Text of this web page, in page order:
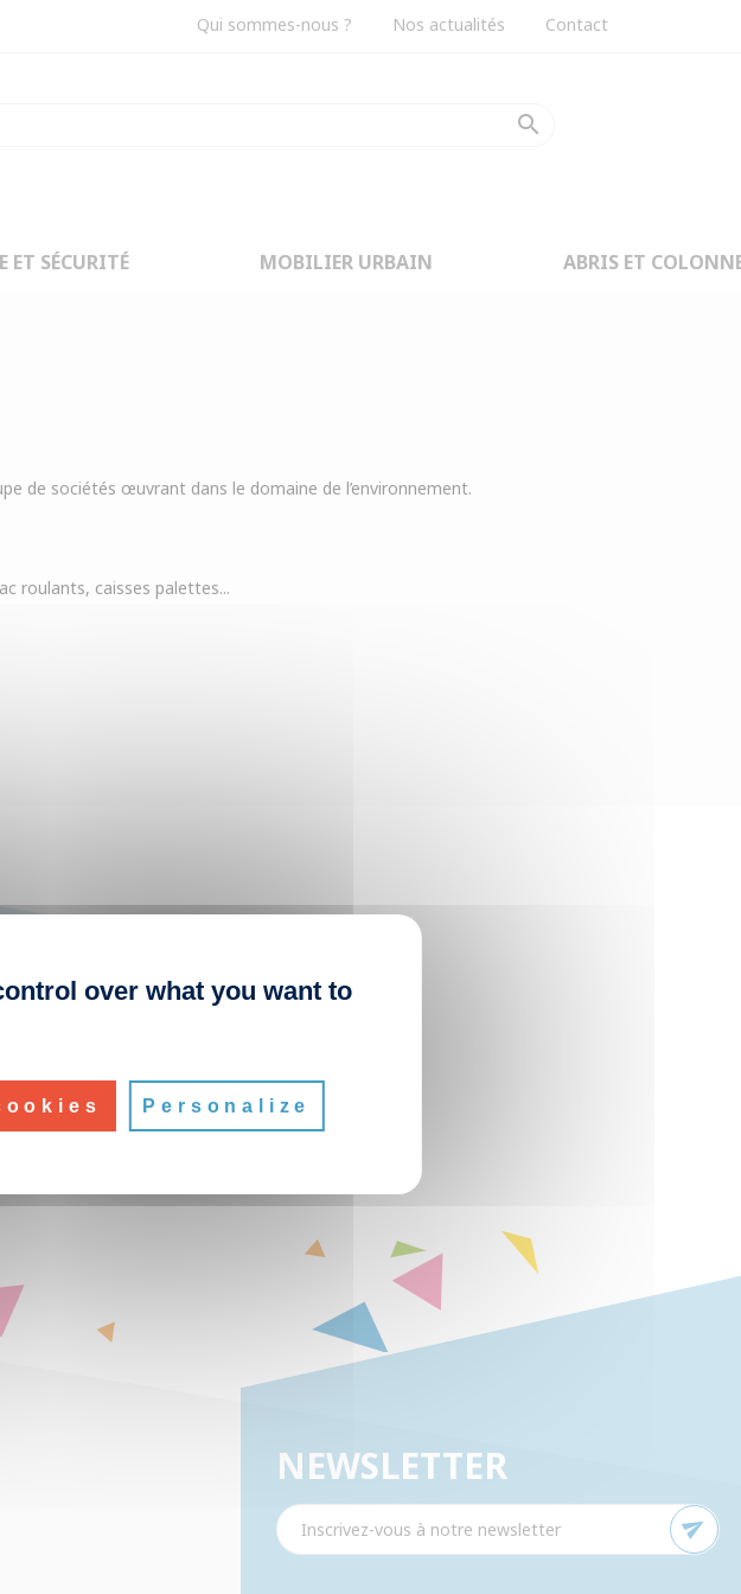
Qui sommes-nous ? Nos actualités Contact
search
ET SÉCURITÉ MOBILIER URBAIN ABRIS ET
de sociétés œuvrant dans le domaine de l’environnement.
roulants, caisses palettes...
SERVICE
service clients est à votre
pour toute question.
NEWSLETTER
send
over what you want to
Personalize